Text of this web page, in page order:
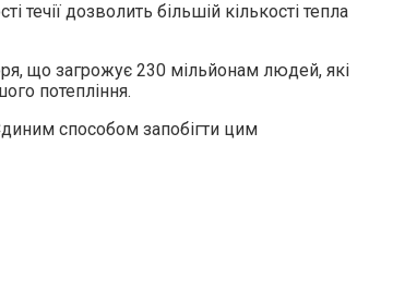
дозволить більшій кількості тепла
що загрожує 230 мільйонам людей, які
потепління.
способом запобігти цим